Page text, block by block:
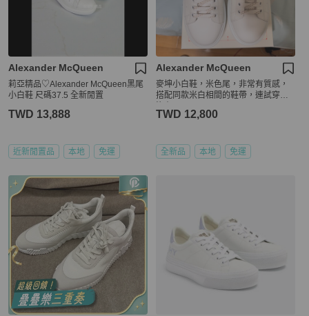
Alexander McQueen
莉亞精品♡Alexander McQueen黑尾
小白鞋 尺碼37.5 全新閒置
TWD 13,888
近新閒置品 本地 免運
Alexander McQueen
麥坤小白鞋，米色尾，非常有質感，
搭配同款米白相間的鞋帶，連試穿都
TWD 12,800
全新品 本地 免運